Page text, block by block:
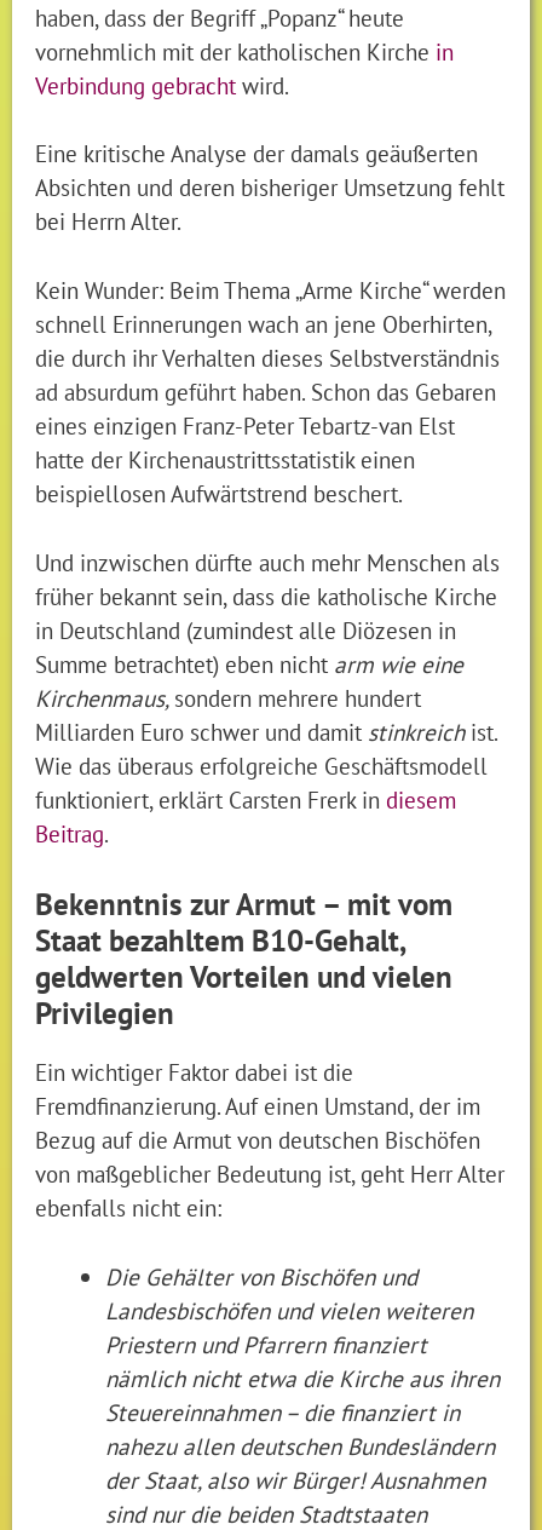
haben, dass der Begriff „Popanz“ heute
vornehmlich mit der katholischen Kirche in
Verbindung gebracht wird.
Eine kritische Analyse der damals geäußerten
Absichten und deren bisheriger Umsetzung fehlt
bei Herrn Alter.
Kein Wunder: Beim Thema „Arme Kirche“ werden
schnell Erinnerungen wach an jene Oberhirten,
die durch ihr Verhalten dieses Selbstverständnis
ad absurdum geführt haben. Schon das Gebaren
eines einzigen Franz-Peter Tebartz-van Elst
hatte der Kirchenaustrittsstatistik einen
beispiellosen Aufwärtstrend beschert.
Und inzwischen dürfte auch mehr Menschen als
früher bekannt sein, dass die katholische Kirche
in Deutschland (zumindest alle Diözesen in
Summe betrachtet) eben nicht arm wie eine
Kirchenmaus, sondern mehrere hundert
Milliarden Euro schwer und damit stinkreich ist.
Wie das überaus erfolgreiche Geschäftsmodell
funktioniert, erklärt Carsten Frerk in diesem
Beitrag.
Bekenntnis zur Armut – mit vom
Staat bezahltem B10-Gehalt,
geldwerten Vorteilen und vielen
Privilegien
Ein wichtiger Faktor dabei ist die
Fremdfinanzierung. Auf einen Umstand, der im
Bezug auf die Armut von deutschen Bischöfen
von maßgeblicher Bedeutung ist, geht Herr Alter
ebenfalls nicht ein:
Die Gehälter von Bischöfen und
Landesbischöfen und vielen weiteren
Priestern und Pfarrern finanziert
nämlich nicht etwa die Kirche aus ihren
Steuereinnahmen – die finanziert in
nahezu allen deutschen Bundesländern
der Staat, also wir Bürger! Ausnahmen
sind nur die beiden Stadtstaaten